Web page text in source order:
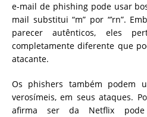
e-mail de phishing pode usar
mail substitui “m” por “’rn”.
parecer autênticos, eles
completamente diferente que
atacante.
Os phishers também podem
verosímeis, em seus ataques.
afirma ser da Netflix pode